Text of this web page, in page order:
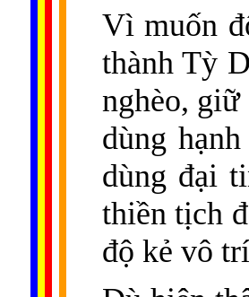
Vì muốn
thành Tỳ
nghèo,
dùng
dùng đại
thiền tịch
độ kẻ vô